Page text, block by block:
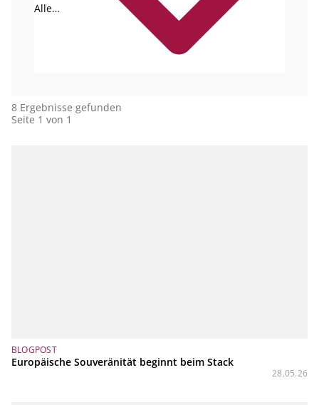
Alle
8 Ergebnisse gefunden
Seite 1 von 1
BLOGPOST
Europäische Souveränität beginnt beim Stack
28.05.26